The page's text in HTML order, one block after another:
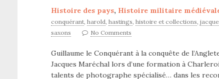
Histoire des pays, Histoire militaire
conquérant, harold, hastings, histoire et collections,
saxons
No Comments
Guillaume le Conquérant à la conquête de
Jacques Maréchal lors d’une formation à
talents de photographe spécialisé… dans les